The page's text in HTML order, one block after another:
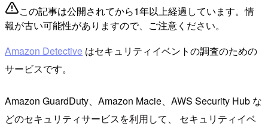
この記事は公開されてから1年以上経過しています。情
報が古い可能性がありますので、ご注意ください。
Amazon Detective はセキュリティイベントの調査のための
サービスです。
Amazon GuardDuty、Amazon Macie、AWS Security Hub な
どのセキュリティサービスを利用して、 セキュリティイベ